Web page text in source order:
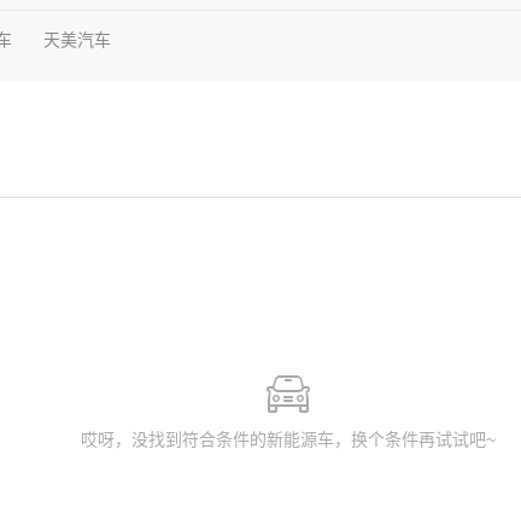
天美汽车
哎呀，没找到符合条件的新能源车，换个条件再试试吧~